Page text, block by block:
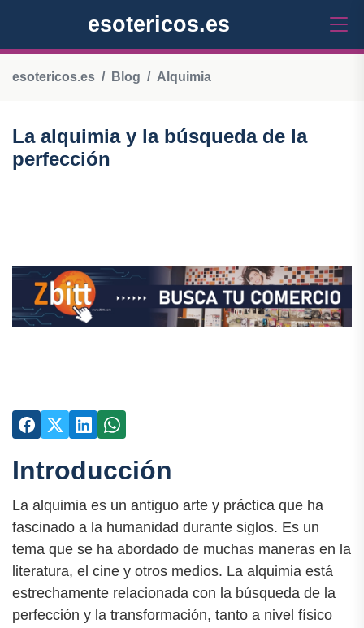
esotericos.es
esotericos.es Blog Alquimia
La alquimia y la búsqueda de la
perfección
Introducción
La alquimia es un antiguo arte y práctica que ha
fascinado a la humanidad durante siglos. Es un
tema que se ha abordado de muchas maneras en la
literatura, el cine y otros medios. La alquimia está
estrechamente relacionada con la búsqueda de la
perfección y la transformación, tanto a nivel físico